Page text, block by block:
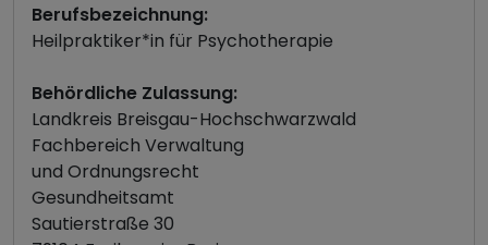
Berufsbezeichnung:
Heilpraktiker*in für Psychotherapie
Behördliche Zulassung:
Landkreis Breisgau-Hochschwarzwald
Fachbereich Verwaltung
und Ordnungsrecht
Gesundheitsamt
Sautierstraße 30